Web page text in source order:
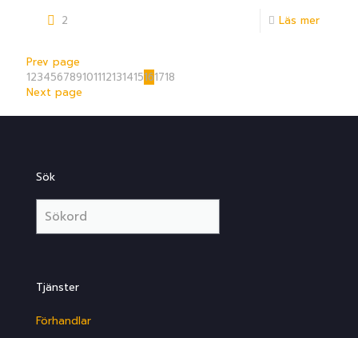
2 Läs mer
Prev page
123456789101112131415161718
Next page
Sök
Tjänster
Förhandlar